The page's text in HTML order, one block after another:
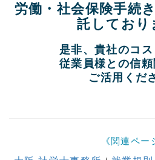
労働・社会保険手続
託しており
是非、貴社のコス
従業員様との信
ご活用くだ
《関連ペー